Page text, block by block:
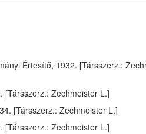
Értesítő, 1932. [Társszerz.:
[Társszerz.: Zechmeister L.]
[Társszerz.: Zechmeister L.]
[Társszerz.: Zechmeister L.]